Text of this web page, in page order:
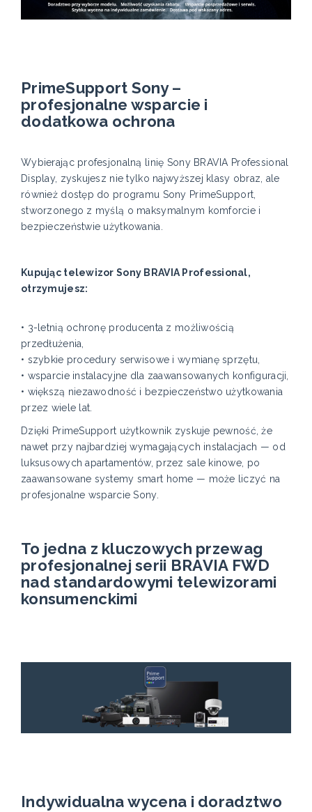
PrimeSupport Sony –
profesjonalne wsparcie i
dodatkowa ochrona
Wybierając profesjonalną linię Sony BRAVIA Professional
Display, zyskujesz nie tylko najwyższej klasy obraz, ale
również dostęp do programu Sony PrimeSupport,
stworzonego z myślą o maksymalnym komforcie i
bezpieczeństwie użytkowania.
Kupując telewizor Sony BRAVIA Professional,
otrzymujesz:
• 3-letnią ochronę producenta z możliwością
przedłużenia,
• szybkie procedury serwisowe i wymianę sprzętu,
• wsparcie instalacyjne dla zaawansowanych konfiguracji,
• większą niezawodność i bezpieczeństwo użytkowania
przez wiele lat.
Dzięki PrimeSupport użytkownik zyskuje pewność, że
nawet przy najbardziej wymagających instalacjach — od
luksusowych apartamentów, przez sale kinowe, po
zaawansowane systemy smart home — może liczyć na
profesjonalne wsparcie Sony.
To jedna z kluczowych przewag
profesjonalnej serii BRAVIA FWD
nad standardowymi telewizorami
konsumenckimi
Indywidualna wycena i doradztwo